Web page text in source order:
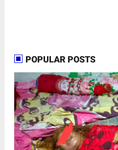
POPULAR POSTS